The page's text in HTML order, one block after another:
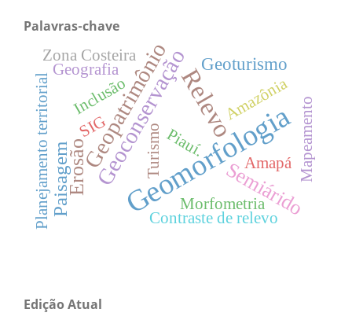
Palavras-chave
Geomorfologia
Relevo
Geoconservação
Geopatrimônio
Semiárido
Erosão
Paisagem
Geoturismo
Turismo
Planejamento territorial Mapeamento
Contraste de relevo
Zona Costeira
Morfometria
Amazônia
Amapá
Inclusão
SIG
Geografia
Piauí.
Edição Atual